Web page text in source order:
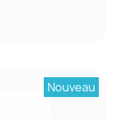
Nouveau